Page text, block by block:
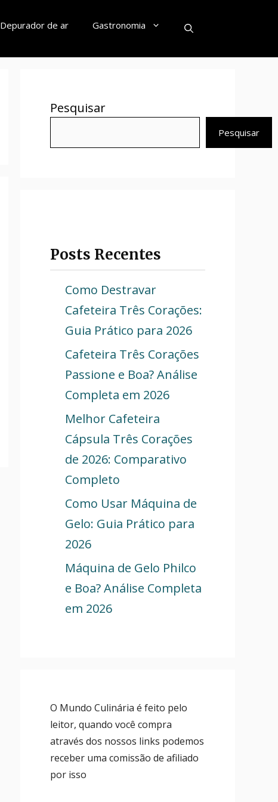
Depurador de ar Gastronomia
Pesquisar
Pesquisar
Posts Recentes
Como Destravar
Cafeteira Três Corações:
Guia Prático para 2026
Cafeteira Três Corações
Passione e Boa? Análise
Completa em 2026
Melhor Cafeteira
Cápsula Três Corações
de 2026: Comparativo
Completo
Como Usar Máquina de
Gelo: Guia Prático para
2026
Máquina de Gelo Philco
e Boa? Análise Completa
em 2026
O Mundo Culinária é feito pelo
leitor, quando você compra
através dos nossos links podemos
receber uma comissão de afiliado
por isso